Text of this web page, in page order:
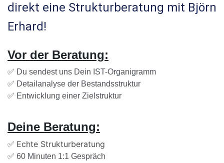
direkt eine Strukturberatung mit Björn
Erhard!
Vor der Beratung:
✅ Du sendest uns Dein IST-Organigramm
✅ Detailanalyse der Bestandsstruktur
✅ Entwicklung einer Zielstruktur
Deine Beratung:
✅ Echte Strukturberatung
✅ 60 Minuten 1:1 Gespräch